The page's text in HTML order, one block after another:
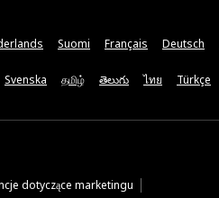
Suomi Français Deutsch
Svenska தமிழ் తెలుగు ไทย Türkçe
dotyczące marketingu